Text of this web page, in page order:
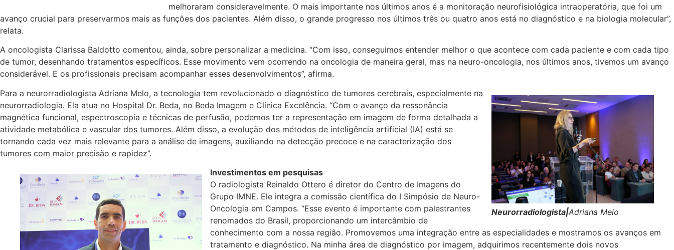
melhoraram consideravelmente. O mais importante nos últimos anos é a monitoração neurofisiológica intraoperatória, que foi um
avanço crucial para preservarmos mais as funções dos pacientes. Além disso, o grande progresso nos últimos três ou quatro anos está no diagnóstico e na biologia molecular”,
relata.
A oncologista Clarissa Baldotto comentou, ainda, sobre personalizar a medicina. “Com isso, conseguimos entender melhor o que acontece com cada paciente e com cada tipo
de tumor, desenhando tratamentos específicos. Esse movimento vem ocorrendo na oncologia de maneira geral, mas na neuro-oncologia, nos últimos anos, tivemos um avanço
considerável. E os profissionais precisam acompanhar esses desenvolvimentos”, afirma.
Neurorradiologista|Adriana Melo
Para a neurorradiologista Adriana Melo, a tecnologia tem revolucionado o diagnóstico de tumores cerebrais, especialmente na
neurorradiologia. Ela atua no Hospital Dr. Beda, no Beda Imagem e Clínica Excelência. “Com o avanço da ressonância
magnética funcional, espectroscopia e técnicas de perfusão, podemos ter a representação em imagem de forma detalhada a
atividade metabólica e vascular dos tumores. Além disso, a evolução dos métodos de inteligência artificial (IA) está se
tornando cada vez mais relevante para a análise de imagens, auxiliando na detecção precoce e na caracterização dos
tumores com maior precisão e rapidez”.
Investimentos em pesquisas
O radiologista Reinaldo Ottero é diretor do Centro de Imagens do
Grupo IMNE. Ele integra a comissão científica do I Simpósio de Neuro-
Oncologia em Campos. “Esse evento é importante com palestrantes
renomados do Brasil, proporcionando um intercâmbio de
conhecimento com a nossa região. Promovemos uma integração entre as especialidades e mostramos os avanços em
tratamento e diagnóstico. Na minha área de diagnóstico por imagem, adquirimos recentemente dois novos